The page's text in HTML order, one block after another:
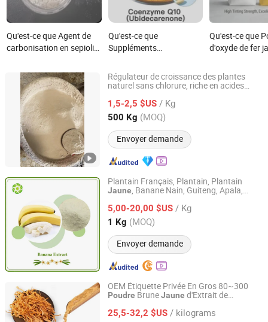
Qu'est-ce que Agent de
carbonisation en sepiolite
jaune clair CAS 15501-
74-3
Qu'est-ce que
Suppléments
supérieure à meilleur prix
Coenzyme Q10 CAS 303-
jaune
Qu'est-ce que
d'oxyde de fer
peintures de
routier et
Régulateur de croissance des plantes
naturel sans chlorure, riche en acides
1,5-2,5 $US / Kg
500 Kg (MOQ)
Envoyer demande
Shenyang Everest Corporation Ltd
Liaoning, China Depuis 2013
Plantain Français, Plantain, Plantain
Jaune, Banane Nain, Guiteng, Apala,
Poudrede Banane Naturelle Pure
5,00-20,00 $US / Kg
1 Kg (MOQ)
Envoyer demande
Hunan World Well-Being Bio-Tech Co., Ltd.
Hunan, China Depuis 2022
OEM Étiquette Privée En Gros 80~300
Poudre BruneJaune d'Extrait de
25,5-32,2 $US / kilograms
Fujian Herbal Treasure Bioengineering Co., Ltd.